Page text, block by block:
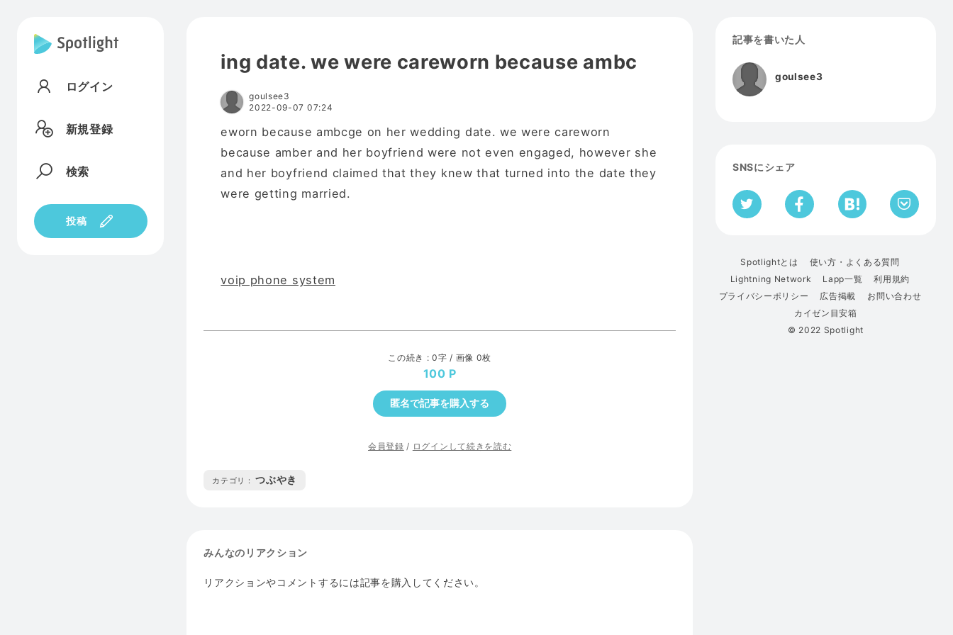
ログイン
新規登録
検索
投稿
ing date. we were careworn because ambc
goulsee3
2022-09-07 07:24
eworn because ambcge on her wedding date. we were careworn
because amber and her boyfriend were not even engaged, however she
and her boyfriend claimed that they knew that turned into the date they
were getting married.
voip phone system
この続き : 0字 / 画像 0枚
100
匿名で記事を購入する
会員登録 / ログインして続きを読む
カテゴリ : つぶやき
みんなのリアクション
リアクションやコメントするには記事を購入してください。
記事を書いた人
goulsee3
SNSにシェア
Spotlightとは
使い方・よくある質問
Lightning Network
Lapp一覧
利用規約
プライバシーポリシー
広告掲載
お問い合わせ
カイゼン目安箱
© 2022 Spotlight